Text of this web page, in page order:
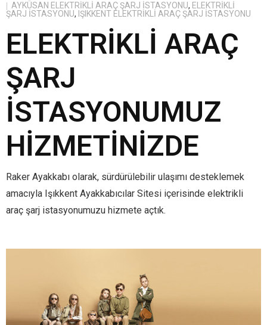
AYKÜSAN ELEKTRIKLI ARAÇ ŞARJ İSTASYONU, ELEKTRIKLI
ŞARJ İSTASYONU, IŞIKKENT ELEKTRIKLI ARAÇ ŞARJ İSTASYONU
ELEKTRIKLI ARAÇ
ŞARJ
İSTASYONUMUZ
HIZMETINIZDE
Raker Ayakkabı olarak, sürdürülebilir ulaşımı desteklemek
amacıyla Işıkkent Ayakkabıcılar Sitesi içerisinde elektrikli
araç şarj istasyonumuzu hizmete açtık.